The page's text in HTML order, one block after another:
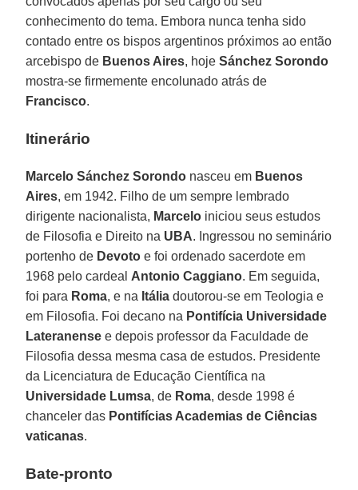
conhecimento do tema. Embora nunca tenha sido
contado entre os bispos argentinos próximos ao então
arcebispo de Buenos Aires, hojeSánchez Sorondo
mostra-se firmemente encolunado atrás de
Francisco.
Itinerário
Marcelo Sánchez Sorondo nasceu em Buenos
Aires, em 1942. Filho de um sempre lembrado
dirigente nacionalista, Marcelo iniciou seus estudos
de Filosofia e Direito na UBA. Ingressou no seminário
portenho de Devoto e foi ordenado sacerdote em
1968 pelo cardeal Antonio Caggiano. Em seguida,
foi para Roma, e na Itália doutorou-se em Teologia e
em Filosofia. Foi decano na Pontifícia Universidade
Lateranense e depois professor da Faculdade de
Filosofia dessa mesma casa de estudos. Presidente
da Licenciatura de Educação Científica na
Universidade Lumsa, de Roma, desde 1998 é
chanceler das Pontifícias Academias de Ciências
vaticanas.
Bate-pronto